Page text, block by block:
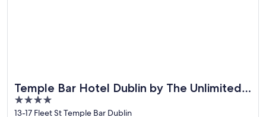
Temple Bar Hotel Dublin by The Unlimited
Collection
4
out
13-17 Fleet St Temple Bar Dublin